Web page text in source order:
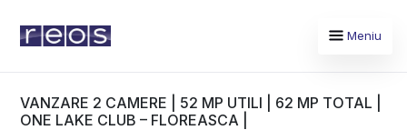
Meniu
VANZARE 2 CAMERE | 52 MP UTILI | 62 MP TOTAL |
ONE LAKE CLUB – FLOREASCA |